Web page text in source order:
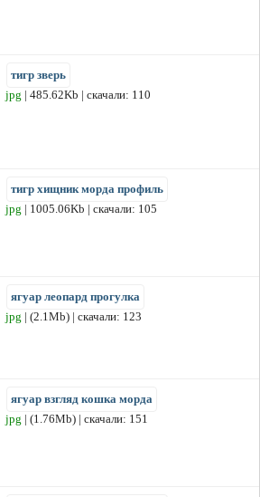
тигр зверь
jpg | 485.62Kb | скачали: 110
тигр хищник морда профиль
jpg | 1005.06Kb | скачали: 105
ягуар леопард прогулка
jpg | (2.1Mb) | скачали: 123
ягуар взгляд кошка морда
jpg | (1.76Mb) | скачали: 151